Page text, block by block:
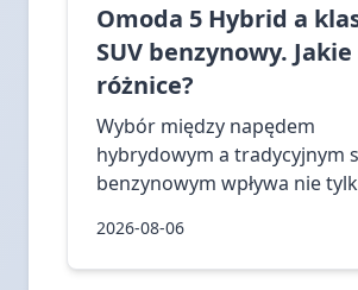
Omoda 5 Hybrid a
SUV benzynowy. Jakie
różnice?
Wybór między napędem
hybrydowym a tradycyjnym
benzynowym wpływa nie
2026-08-06